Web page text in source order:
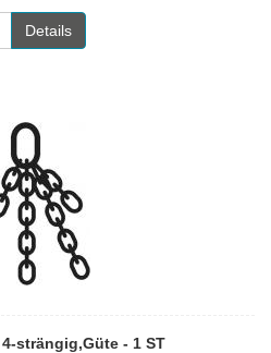
Details
strängig,Güte - 1 ST